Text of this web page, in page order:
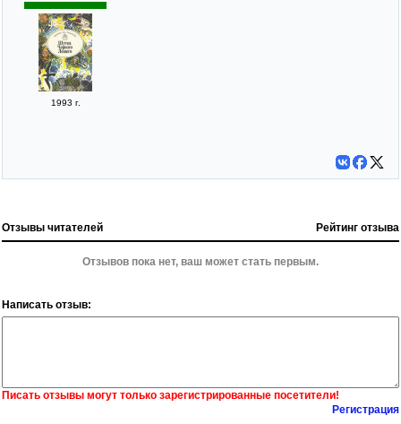
1993 г.
Отзывы читателей Рейтинг отзыва
Отзывов пока нет, ваш может стать первым.
Написать отзыв:
Писать отзывы могут только зарегистрированные посетители!
Регистрация